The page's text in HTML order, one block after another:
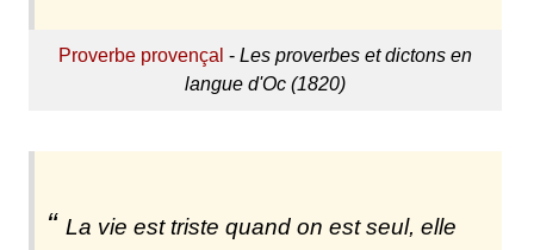
Proverbe provençal - Les proverbes et dictons en
langue d'Oc (1820)
La vie est triste quand on est seul, elle